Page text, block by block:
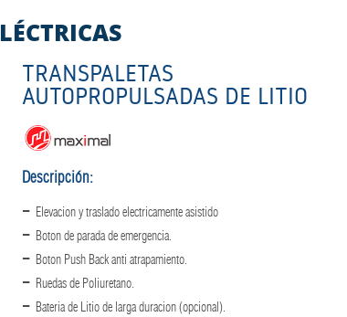
TRANSPALETAS
AUTOPROPULSADAS DE LITIO
Descripción:
Elevacion y traslado electricamente asistido
Boton de parada de emergencia.
Boton Push Back anti atrapamiento.
Ruedas de Poliuretano.
Bateria de Litio de larga duracion (opcional).